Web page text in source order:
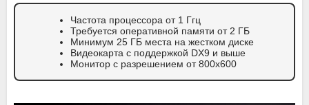
Частота процессора от 1 Ггц
Требуется оперативной памяти от 2 ГБ
Минимум 25 ГБ места на жестком диске
Видеокарта с поддержкой DX9 и выше
Монитор с разрешением от 800х600